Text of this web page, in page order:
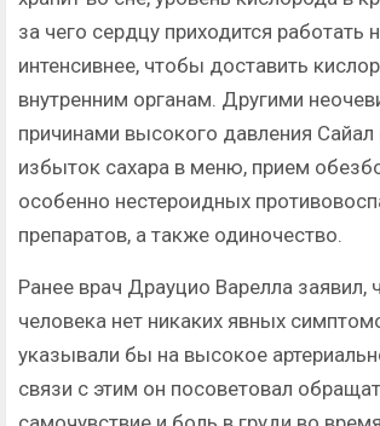
за чего сердцу приходится работать
интенсивнее, чтобы доставить
внутренним органам. Другими
причинами высокого давления Сайал
избыток сахара в меню, прием
особенно нестероидных
препаратов, а также одиночество.
Ранее врач Драуцио Варелла заявил,
человека нет никаких явных
указывали бы на высокое
связи с этим он посоветовал